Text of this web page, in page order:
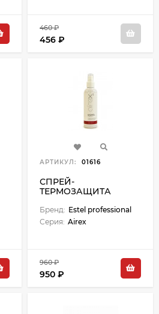
460 ₽
456 ₽
АРТИКУЛ: 01616
СПРЕЙ-
ТЕРМОЗАЩИТА
200мл/Airex
Бренд: Estel professional
Серия: Airex
960 ₽
950 ₽